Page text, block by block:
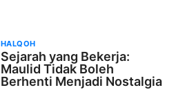
HALQOH
Sejarah yang Bekerja:
Maulid Tidak Boleh
Berhenti Menjadi Nostalgia